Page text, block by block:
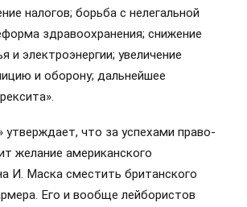
налогов; борьба с нелегальной
здравоохранения; снижение
и электроэнергии; увеличение
и оборону; дальнейшее
утверждает, что за успехами право-
желание американского
И. Маска сместить британского
Его и вообще лейбористов